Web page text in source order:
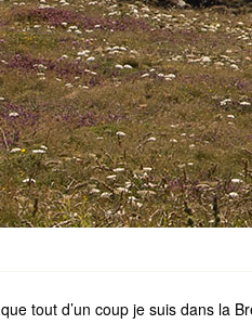
tout d’un coup je suis dans la